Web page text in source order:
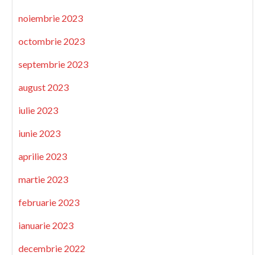
noiembrie 2023
octombrie 2023
septembrie 2023
august 2023
iulie 2023
iunie 2023
aprilie 2023
martie 2023
februarie 2023
ianuarie 2023
decembrie 2022